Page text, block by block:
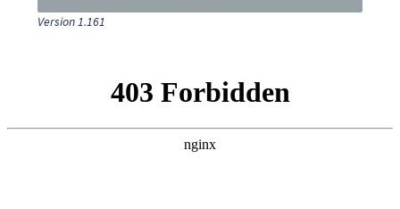
Version 1.161